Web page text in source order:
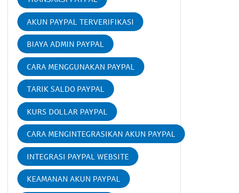
AKUN PAYPAL TERVERIFIKASI
BIAYA ADMIN PAYPAL
CARA MENGGUNAKAN PAYPAL
TARIK SALDO PAYPAL
KURS DOLLAR PAYPAL
CARA MENGINTEGRASIKAN AKUN PAYPAL
INTEGRASI PAYPAL WEBSITE
KEAMANAN AKUN PAYPAL